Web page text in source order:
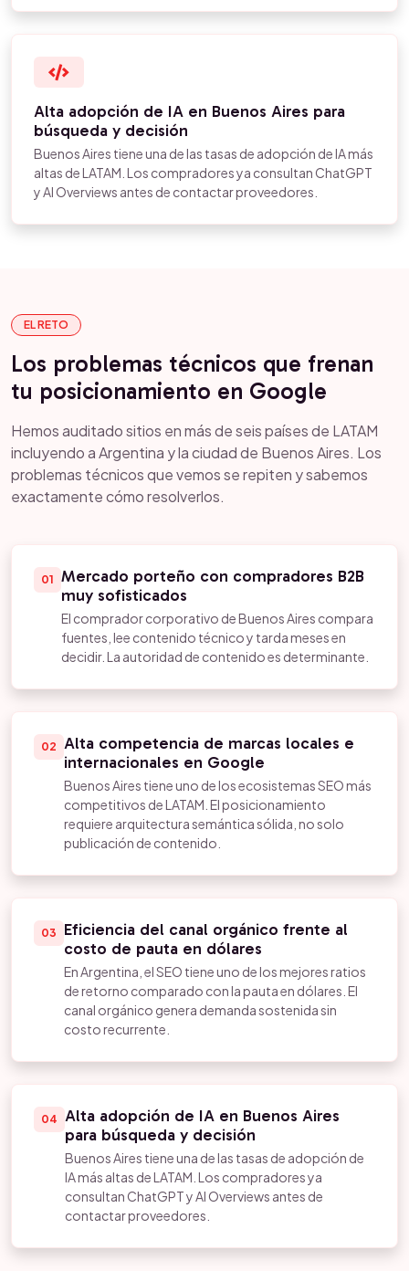
Alta adopción de IA en Buenos Aires para
búsqueda y decisión
Buenos Aires tiene una de las tasas de adopción de IA más
altas de LATAM. Los compradores ya consultan ChatGPT
y AI Overviews antes de contactar proveedores.
EL RETO
Los problemas técnicos que frenan
tu posicionamiento en Google
Hemos auditado sitios en más de seis países de LATAM
incluyendo a Argentina y la ciudad de Buenos Aires. Los
problemas técnicos que vemos se repiten y sabemos
exactamente cómo resolverlos.
01 Mercado porteño con compradores B2B
muy sofisticados
El comprador corporativo de Buenos Aires compara
fuentes, lee contenido técnico y tarda meses en
decidir. La autoridad de contenido es determinante.
02 Alta competencia de marcas locales e
internacionales en Google
Buenos Aires tiene uno de los ecosistemas SEO más
competitivos de LATAM. El posicionamiento
requiere arquitectura semántica sólida, no solo
publicación de contenido.
03
Eficiencia del canal orgánico frente al
costo de pauta en dólares
En Argentina, el SEO tiene uno de los mejores ratios
de retorno comparado con la pauta en dólares. El
canal orgánico genera demanda sostenida sin
costo recurrente.
04 Alta adopción de IA en Buenos Aires
para búsqueda y decisión
Buenos Aires tiene una de las tasas de adopción de
IA más altas de LATAM. Los compradores ya
consultan ChatGPT y AI Overviews antes de
contactar proveedores.